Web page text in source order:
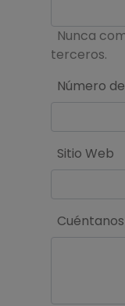
Nunca
terceros.
Número
Sitio Web